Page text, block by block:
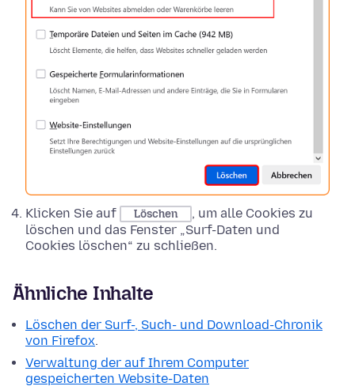
Klicken Sie auf Löschen
, um alle Cookies zu
löschen und das Fenster „Surf-Daten und
Cookies löschen“ zu schließen.
Ähnliche Inhalte
Löschen der Surf-, Such- und Download-Chronik
von Firefox.
Verwaltung der auf Ihrem Computer
gespeicherten Website-Daten